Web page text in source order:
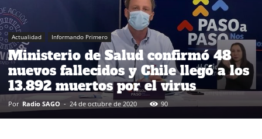
Actualidad Informando Primero
Ministerio de Salud confirmó 48
nuevos fallecidos y Chile llegó a los
13.892 muertos por el virus
Por Radio SAGO - 24 de octubre de 2020 90